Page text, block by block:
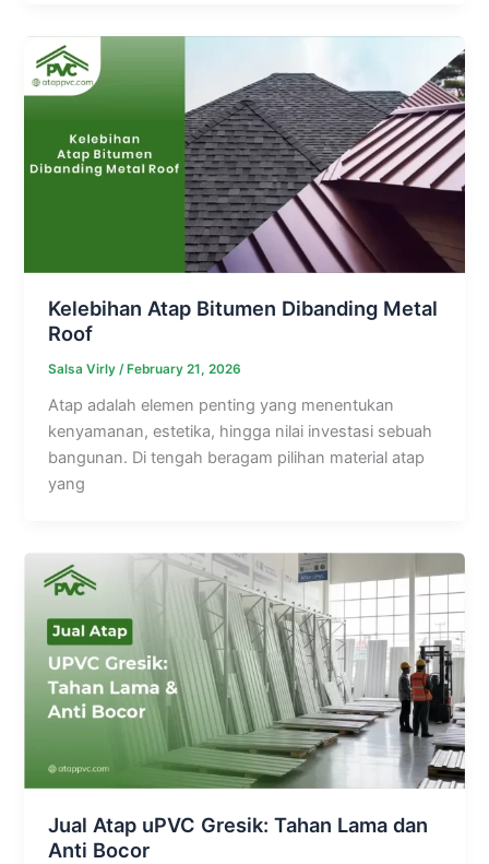
Kelebihan Atap Bitumen Dibanding Metal
Roof
Salsa Virly/ February 21, 2026
Atap adalah elemen penting yang menentukan
kenyamanan, estetika, hingga nilai investasi sebuah
bangunan. Di tengah beragam pilihan material atap
yang
Jual Atap uPVC Gresik: Tahan Lama dan
Anti Bocor